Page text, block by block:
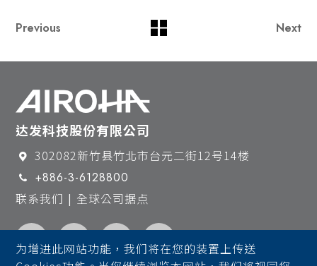
Previous Next
为增进此网站功能，我们将在您的装置上传送
达发科技股份有限公司
302082新竹县竹北市台元二街12号14楼
+886-3-6128800
联系我们 | 全球公司据点